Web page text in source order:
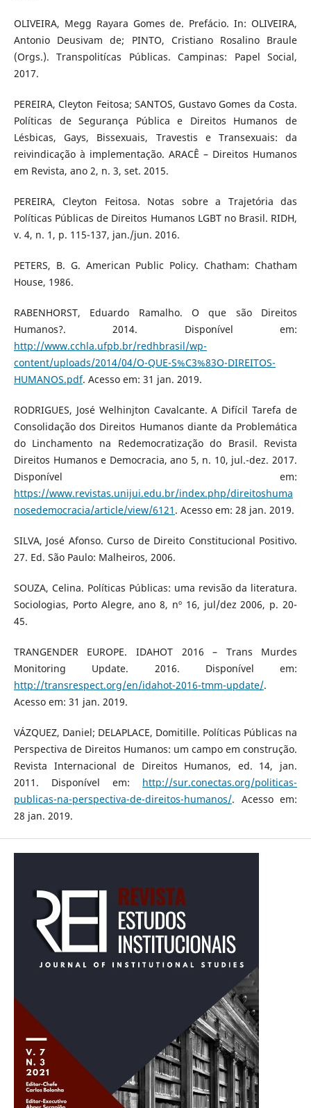
OLIVEIRA, Megg Rayara Gomes de. Prefácio. In: OLIVEIRA,
Antonio Deusivam de; PINTO, Cristiano Rosalino Braule
(Orgs.). Transpolitícas Públicas. Campinas: Papel Social,
2017.
PEREIRA, Cleyton Feitosa; SANTOS, Gustavo Gomes da Costa.
Políticas de Segurança Pública e Direitos Humanos de
Lésbicas, Gays, Bissexuais, Travestis e Transexuais: da
reivindicação à implementação. ARACÊ – Direitos Humanos
em Revista, ano 2, n. 3, set. 2015.
PEREIRA, Cleyton Feitosa. Notas sobre a Trajetória das
Políticas Públicas de Direitos Humanos LGBT no Brasil. RIDH,
v. 4, n. 1, p. 115-137, jan./jun. 2016.
PETERS, B. G. American Public Policy. Chatham: Chatham
House, 1986.
RABENHORST, Eduardo Ramalho. O que são Direitos
Humanos?. 2014. Disponível em:
http://www.cchla.ufpb.br/redhbrasil/wp-
content/uploads/2014/04/O-QUE-S%C3%83O-DIREITOS-
HUMANOS.pdf. Acesso em: 31 jan. 2019.
RODRIGUES, José Welhinjton Cavalcante. A Difícil Tarefa de
Consolidação dos Direitos Humanos diante da Problemática
do Linchamento na Redemocratização do Brasil. Revista
Direitos Humanos e Democracia, ano 5, n. 10, jul.-dez. 2017.
Disponível em:
https://www.revistas.unijui.edu.br/index.php/direitoshuma
nosedemocracia/article/view/6121 . Acesso em: 28 jan. 2019.
SILVA, José Afonso. Curso de Direito Constitucional Positivo.
27. Ed. São Paulo: Malheiros, 2006.
SOUZA, Celina. Políticas Públicas: uma revisão da literatura.
Sociologias, Porto Alegre, ano 8, nº 16, jul/dez 2006, p. 20-
45.
TRANGENDER EUROPE. IDAHOT 2016 – Trans Murdes
Monitoring Update. 2016. Disponível em:
http://transrespect.org/en/idahot-2016-tmm-update/.
Acesso em: 31 jan. 2019.
VÁZQUEZ, Daniel; DELAPLACE, Domitille. Políticas Públicas na
Perspectiva de Direitos Humanos: um campo em construção.
Revista Internacional de Direitos Humanos, ed. 14, jan.
2011. Disponível em: http://sur.conectas.org/politicas-
publicas-na-perspectiva-de-direitos-humanos/. Acesso em:
28 jan. 2019.